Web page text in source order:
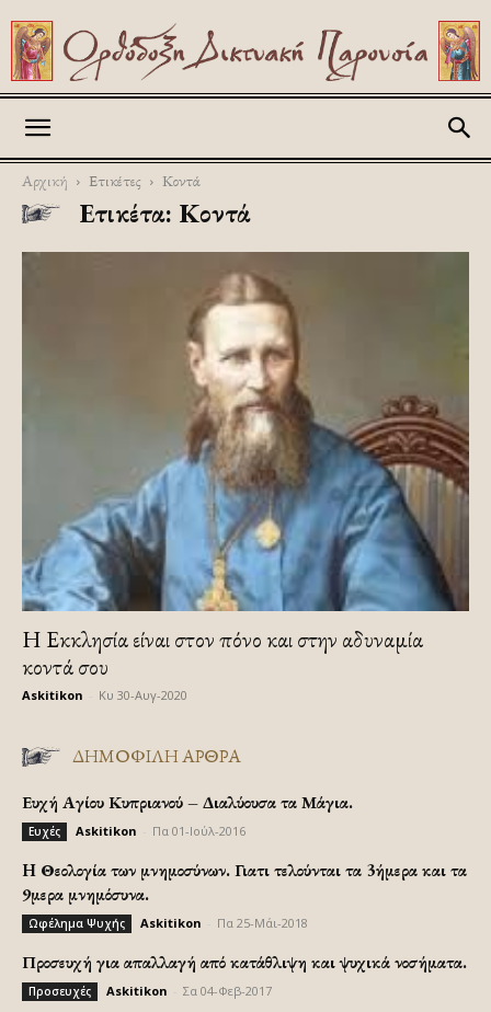
Αρχική Ετικέτες Κοντά
Ετικέτα: Κοντά
Η Εκκλησία είναι στον πόνο και στην αδυναμία
κοντά σου
Askitikon Κυ 30-Αυγ-2020
ΔΗΜΟΦΙΛΗ ΑΡΘΡΑ
Ευχή Αγίου Κυπριανού – Διαλύουσα τα Μάγια.
Ευχές Askitikon Πα 01-Ιούλ-2016
H Θεολογία των μνημοσύνων. Γιατι τελούνται τα 3ήμερα και τα
9μερα μνημόσυνα.
Ωφέλημα Ψυχής Askitikon Πα 25-Μάι-2018
Προσευχή για απαλλαγή από κατάθλιψη και ψυχικά νοσήματα.
Προσευχές Askitikon Σα 04-Φεβ-2017